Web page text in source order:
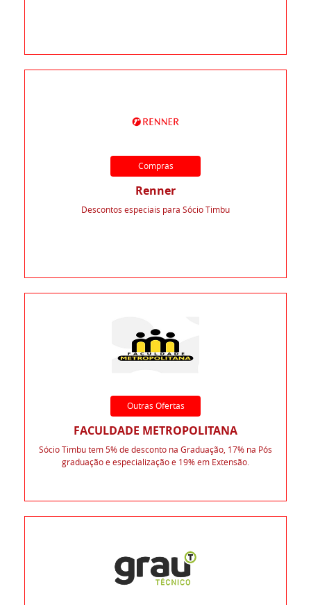
Compras
Renner
Descontos especiais para Sócio Timbu
Outras Ofertas
FACULDADE METROPOLITANA
Sócio Timbu tem 5% de desconto na Graduação, 17% na Pós
graduação e especialização e 19% em Extensão.